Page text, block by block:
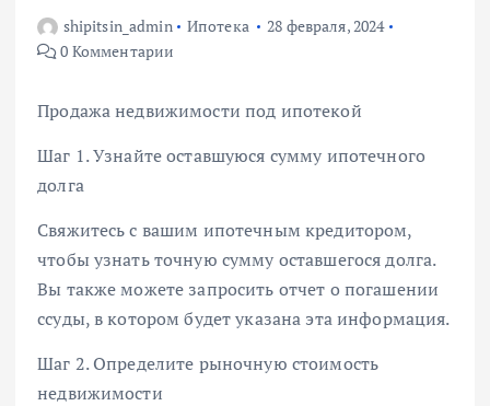
shipitsin_admin Ипотека
28 февраля, 2024
0 Комментарии
Продажа недвижимости под ипотекой
Шаг 1. Узнайте оставшуюся сумму ипотечного
долга
Свяжитесь с вашим ипотечным кредитором,
чтобы узнать точную сумму оставшегося долга.
Вы также можете запросить отчет о погашении
ссуды, в котором будет указана эта информация.
Шаг 2. Определите рыночную стоимость
недвижимости